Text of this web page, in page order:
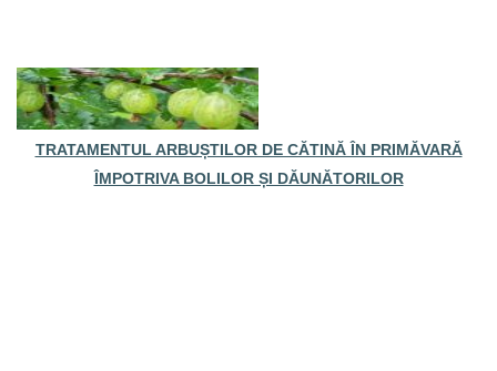
TRATAMENTUL ARBUȘTILOR DE CĂTINĂ ÎN PRIMĂVARĂ
ÎMPOTRIVA BOLILOR ȘI DĂUNĂTORILOR